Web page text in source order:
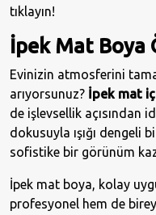
tıklayın!
İpek Mat Boya
Evinizin atmosferini
arıyorsunuz? İpek mat
de işlevsellik açısından
dokusuyla ışığı dengeli
sofistike bir görünüm
İpek mat boya, kolay
profesyonel hem de